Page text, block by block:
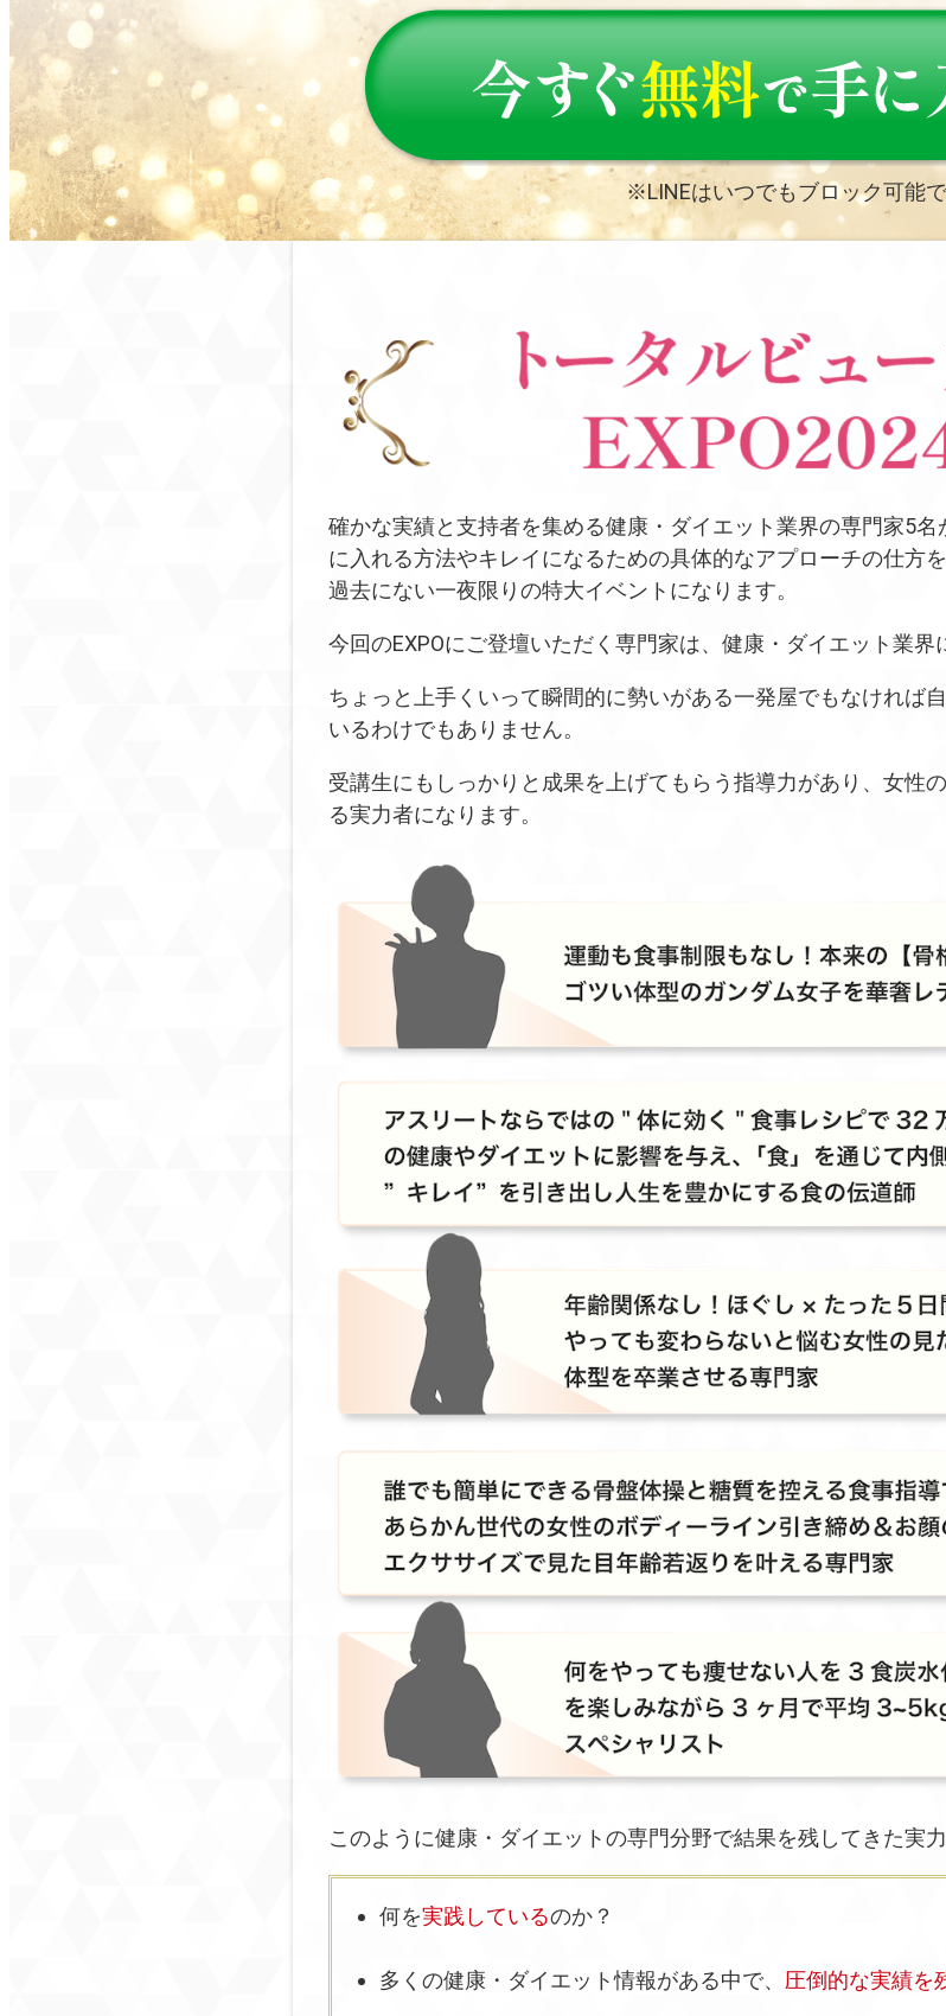
※LINEはいつでもブロック可能
確かな実績と支持者を集める健康・ダイエット業界の専門家5
に入れる方法やキレイになるための具体的なアプローチの仕方
過去にない一夜限りの特大イベントになります。
今回のEXPOにご登壇いただく専門家は、健康・ダイエット業界
ちょっと上手くいって瞬間的に勢いがある一発屋でもなければ
いるわけでもありません。
受講生にもしっかりと成果を上げてもらう指導力があり、女性
る実力者になります。
このように健康・ダイエットの専門分野で結果を残してきた実
何を実践しているのか？
多くの健康・ダイエット情報がある中で、 圧倒的な実績を